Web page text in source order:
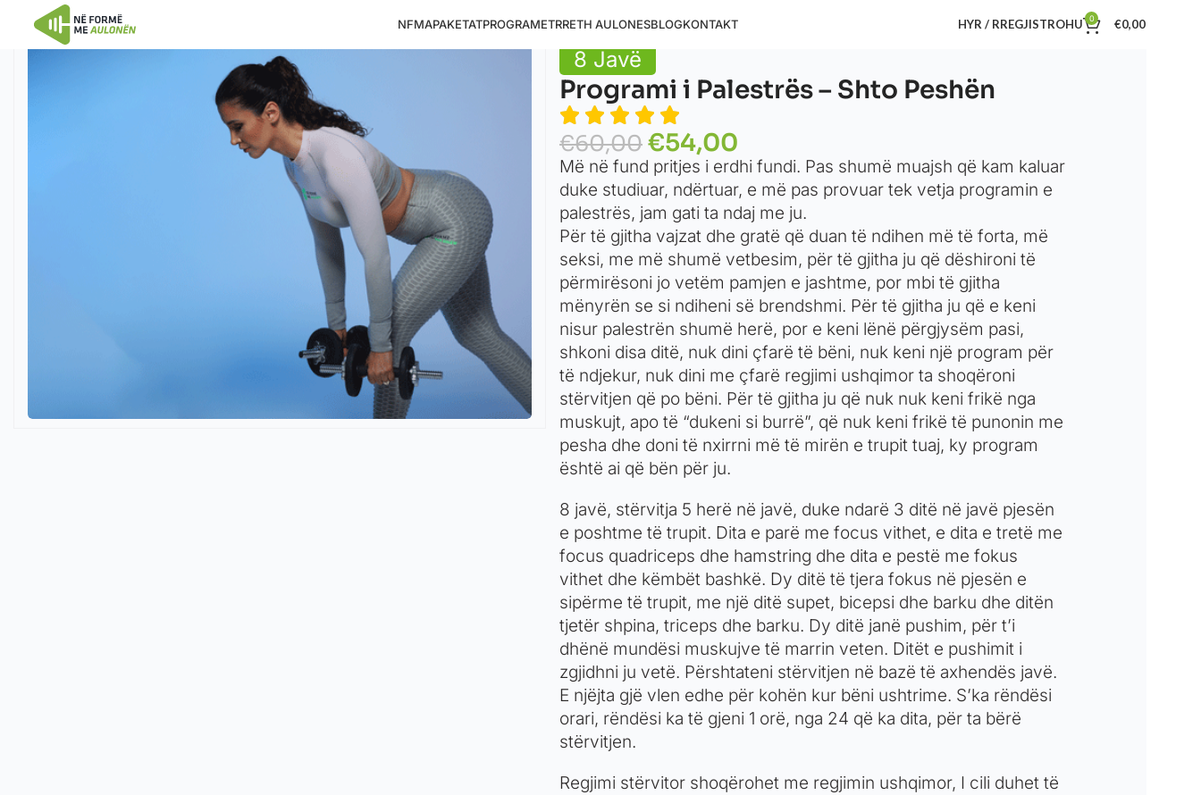
NFMAPAKETATPROGRAMETRRETH AULONESBLOGKONTAKT HYR / RREGJISTROHU 0 €0,00
8 Javë
Programi i Palestrës – Shto Peshën
€60,00€54,00
Më në fund pritjes i erdhi fundi. Pas shumë muajsh që kam kaluar
duke studiuar, ndërtuar, e më pas provuar tek vetja programin e
palestrës, jam gati ta ndaj me ju.
Për të gjitha vajzat dhe gratë që duan të ndihen më të forta, më
seksi, me më shumë vetbesim, për të gjitha ju që dëshironi të
përmirësoni jo vetëm pamjen e jashtme, por mbi të gjitha
mënyrën se si ndiheni së brendshmi. Për të gjitha ju që e keni
nisur palestrën shumë herë, por e keni lënë përgjysëm pasi,
shkoni disa ditë, nuk dini çfarë të bëni, nuk keni një program për
të ndjekur, nuk dini me çfarë regjimi ushqimor ta shoqëroni
stërvitjen që po bëni. Për të gjitha ju që nuk nuk keni frikë nga
muskujt, apo të “dukeni si burrë”, që nuk keni frikë të punonin me
pesha dhe doni të nxirrni më të mirën e trupit tuaj, ky program
është ai që bën për ju.
8 javë, stërvitja 5 herë në javë, duke ndarë 3 ditë në javë pjesën
e poshtme të trupit. Dita e parë me focus vithet, e dita e tretë me
focus quadriceps dhe hamstring dhe dita e pestë me fokus
vithet dhe këmbët bashkë. Dy ditë të tjera fokus në pjesën e
sipërme të trupit, me një ditë supet, bicepsi dhe barku dhe ditën
tjetër shpina, triceps dhe barku. Dy ditë janë pushim, për t’i
dhënë mundësi muskujve të marrin veten. Ditët e pushimit i
zgjidhni ju vetë. Përshtateni stërvitjen në bazë të axhendës javë.
E njëjta gjë vlen edhe për kohën kur bëni ushtrime. S’ka rëndësi
orari, rëndësi ka të gjeni 1 orë, nga 24 që ka dita, për ta bërë
stërvitjen.
Regjimi stërvitor shoqërohet me regjimin ushqimor, I cili duhet të